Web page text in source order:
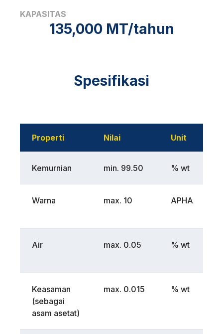
KAPASITAS
135,000 MT/tahun
Spesifikasi
Properti Nilai Unit
Kemurnian min. 99.50 % wt
Warna max. 10 APHA
Air max. 0.05 % wt
Keasaman
(sebagai
asam asetat)
max. 0.015 % wt